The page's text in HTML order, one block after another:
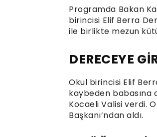
Programda Bakan
birincisi Elif Berra
ile birlikte mezun
DERECEYE
Okul birincisi Elif
kaybeden babasına
Kocaeli Valisi verdi.
Başkanı’ndan aldı.